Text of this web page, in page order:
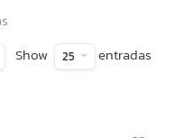
Show 25 entradas